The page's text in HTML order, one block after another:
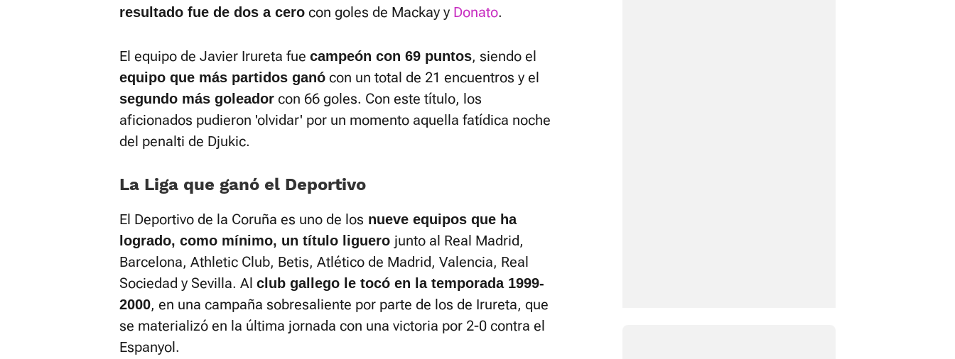
resultado fue de dos a cero con goles de Mackay y Donato.
El equipo de Javier Irureta fue campeón con 69 puntos, siendo el
equipo que más partidos ganó con un total de 21 encuentros y el
segundo más goleador con 66 goles. Con este título, los
aficionados pudieron 'olvidar' por un momento aquella fatídica noche
del penalti de Djukic.
La Liga que ganó el Deportivo
El Deportivo de la Coruña es uno de los nueve equipos que ha
logrado, como mínimo, un título liguero junto al Real Madrid,
Barcelona, Athletic Club, Betis, Atlético de Madrid, Valencia, Real
Sociedad y Sevilla. Al club gallego le tocó en la temporada 1999-
2000, en una campaña sobresaliente por parte de los de Irureta, que
se materializó en la última jornada con una victoria por 2-0 contra el
Espanyol.